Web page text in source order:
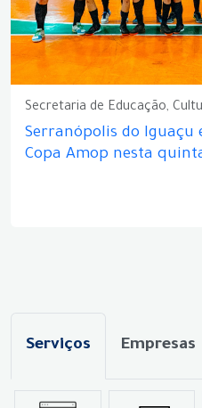
Secretaria de Educação,
Serranópolis do
Copa Amop nesta
Serviços Empresas